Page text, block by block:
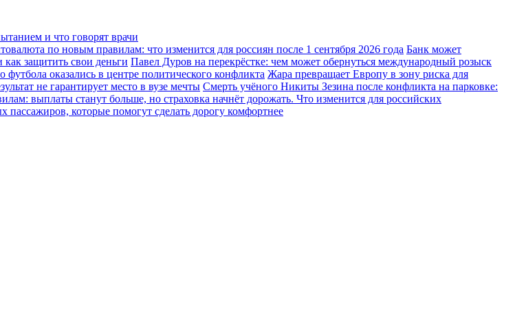
и что говорят врачи
по новым правилам: что изменится для россиян после 1 сентября 2026 года Банк может
защитить свои деньги Павел Дуров на перекрёстке: чем может обернуться международный розыск
оказались в центре политического конфликта Жара превращает Европу в зону риска для
не гарантирует место в вузе мечты Смерть учёного Никиты Зезина после конфликта на парковке:
выплаты станут больше, но страховка начнёт дорожать. Что изменится для российских
которые помогут сделать дорогу комфортнее